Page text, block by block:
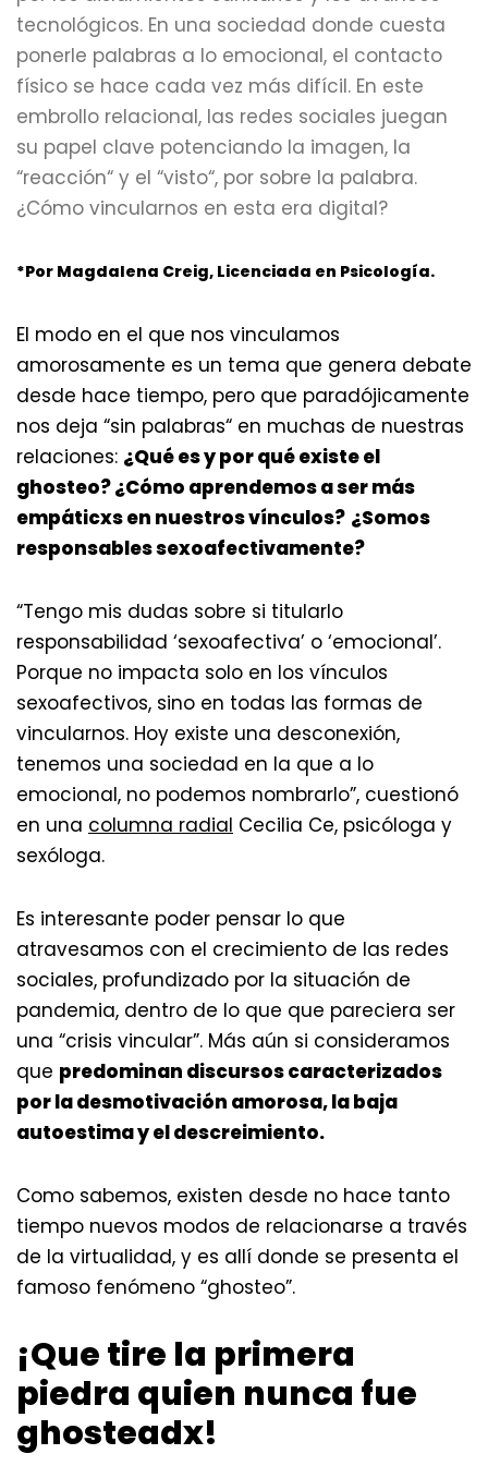
tecnológicos. En una sociedad donde cuesta
ponerle palabras a lo emocional, el contacto
físico se hace cada vez más difícil. En este
embrollo relacional, las redes sociales juegan
su papel clave potenciando la imagen, la
“reacción“ y el “visto“, por sobre la palabra.
¿Cómo vincularnos en esta era digital?
*Por Magdalena Creig, Licenciada en Psicología.
El modo en el que nos vinculamos
amorosamente es un tema que genera debate
desde hace tiempo, pero que paradójicamente
nos deja “sin palabras“ en muchas de nuestras
relaciones: ¿Qué es y por qué existe el
ghosteo? ¿Cómo aprendemos a ser más
empáticxs en nuestros vínculos? ¿Somos
responsables sexoafectivamente?
“Tengo mis dudas sobre si titularlo
responsabilidad ‘sexoafectiva’ o ‘emocional’.
Porque no impacta solo en los vínculos
sexoafectivos, sino en todas las formas de
vincularnos. Hoy existe una desconexión,
tenemos una sociedad en la que a lo
emocional, no podemos nombrarlo”, cuestionó
en una columna radial Cecilia Ce, psicóloga y
sexóloga.
Es interesante poder pensar lo que
atravesamos con el crecimiento de las redes
sociales, profundizado por la situación de
pandemia, dentro de lo que que pareciera ser
una “crisis vincular”. Más aún si consideramos
que predominan discursos caracterizados
por la desmotivación amorosa, la baja
autoestima y el descreimiento.
Como sabemos, existen desde no hace tanto
tiempo nuevos modos de relacionarse a través
de la virtualidad, y es allí donde se presenta el
famoso fenómeno “ghosteo”.
¡Que tire la primera
piedra quien nunca fue
ghosteadx!